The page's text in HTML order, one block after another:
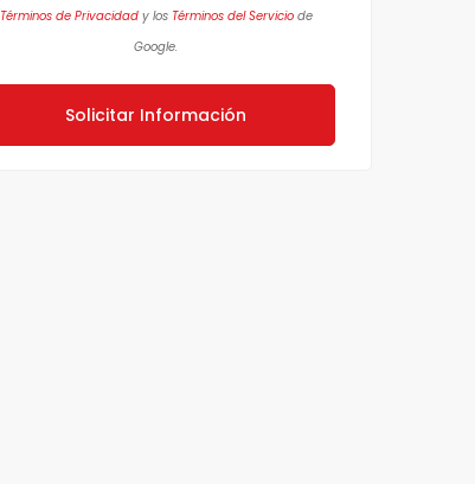
Términos de Privacidady los Términos del Serviciode
Google.
Solicitar Información